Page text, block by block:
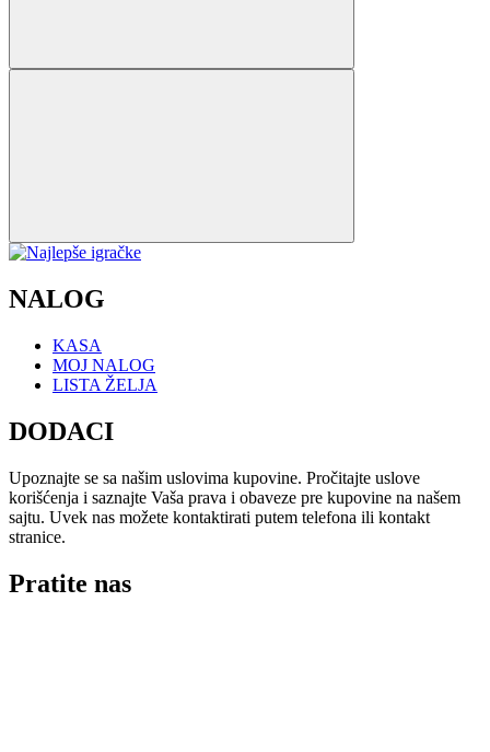
NALOG
KASA
MOJ NALOG
LISTA ŽELJA
DODACI
Upoznajte se sa našim uslovima kupovine. Pročitajte uslove
korišćenja i saznajte Vaša prava i obaveze pre kupovine na našem
sajtu. Uvek nas možete kontaktirati putem telefona ili kontakt
stranice.
Pratite nas